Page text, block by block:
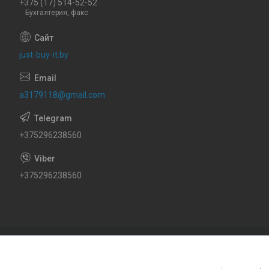
+375 (17) 514-52-52
Бухгалтерия, факс
just-buy-it.by
a3179118@gmail.com
+375296238560
+375296238560